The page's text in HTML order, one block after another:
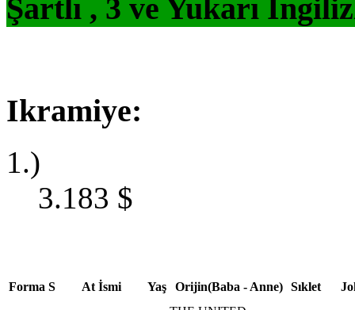
Şartlı , 3 ve Yukarı
Ikramiye:
1.)
3.183 $
Forma S At İsmi Yaş Orijin(Baba - Anne) Sıklet